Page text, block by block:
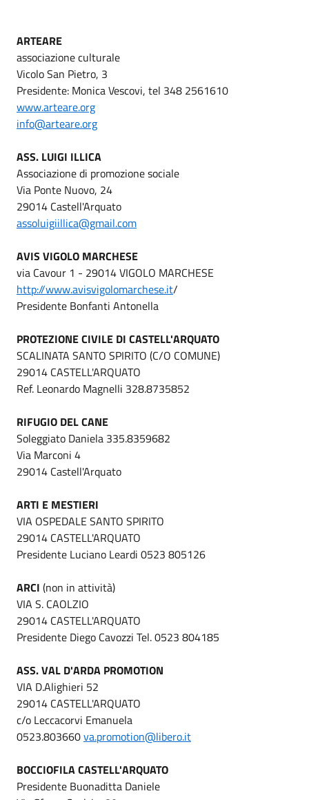
ARTEARE
associazione culturale
Vicolo San Pietro, 3
Presidente: Monica Vescovi, tel 348 2561610
www.arteare.org
info@arteare.org
ASS. LUIGI ILLICA
Associazione di promozione sociale
Via Ponte Nuovo, 24
29014 Castell'Arquato
assoluigiillica@gmail.com
AVIS VIGOLO MARCHESE
via Cavour 1 - 29014 VIGOLO MARCHESE
http://www.avisvigolomarchese.it/
Presidente Bonfanti Antonella
PROTEZIONE CIVILE DI CASTELL'ARQUATO
SCALINATA SANTO SPIRITO (C/O COMUNE)
29014 CASTELL'ARQUATO
Ref. Leonardo Magnelli 328.8735852
RIFUGIO DEL CANE
Soleggiato Daniela 335.8359682
Via Marconi 4
29014 Castell'Arquato
ARTI E MESTIERI
VIA OSPEDALE SANTO SPIRITO
29014 CASTELL'ARQUATO
Presidente Luciano Leardi 0523 805126
ARCI (non in attività)
VIA S. CAOLZIO
29014 CASTELL'ARQUATO
Presidente Diego Cavozzi Tel. 0523 804185
ASS. VAL D'ARDA PROMOTION
VIA D.Alighieri 52
29014 CASTELL'ARQUATO
c/o Leccacorvi Emanuela
0523.803660va.promotion@libero.it
BOCCIOFILA CASTELL'ARQUATO
Presidente Buonaditta Daniele